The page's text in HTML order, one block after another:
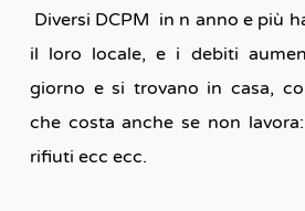
Diversi DCPM in n anno e più
il loro locale, e i debiti
giorno e si trovano in casa,
che costa anche se non
rifiuti ecc ecc.